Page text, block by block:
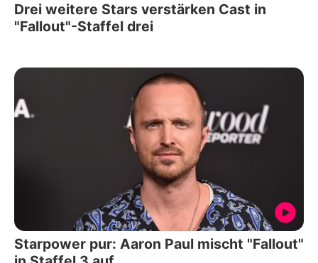
Drei weitere Stars verstärken Cast in
"Fallout"-Staffel drei
Starpower pur: Aaron Paul mischt "Fallout"